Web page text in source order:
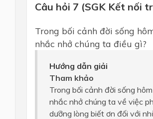
Câu hỏi 7 (SGK Kết nối
Trong bối cảnh đời sống
nhắc nhở chúng ta điều gì?
Hướng dẫn giải
Tham khảo
Trong bối cảnh đời sống
nhắc nhở chúng ta về việc
dưỡng lòng biết ơn đối với